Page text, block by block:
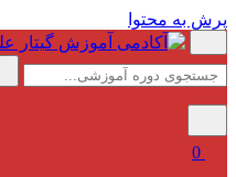
پرش به محتوا
0